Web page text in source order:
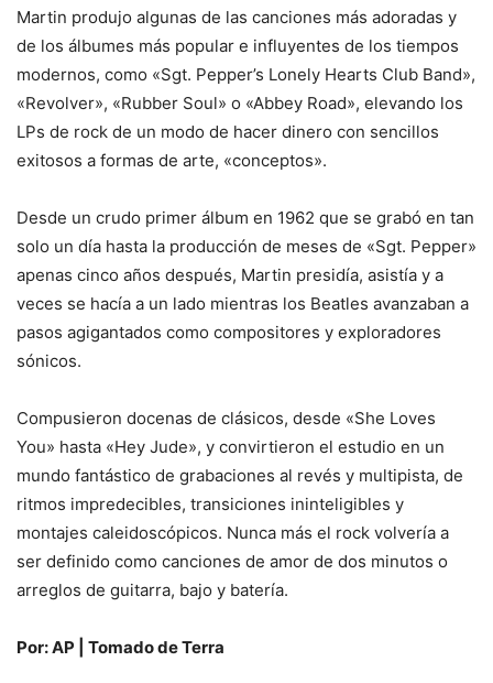
Martin produjo algunas de las canciones más adoradas y
de los álbumes más popular e influyentes de los tiempos
modernos, como «Sgt. Pepper’s Lonely Hearts Club Band»,
«Revolver», «Rubber Soul» o «Abbey Road», elevando los
LPs de rock de un modo de hacer dinero con sencillos
exitosos a formas de arte, «conceptos».
Desde un crudo primer álbum en 1962 que se grabó en tan
solo un día hasta la producción de meses de «Sgt. Pepper»
apenas cinco años después, Martin presidía, asistía y a
veces se hacía a un lado mientras los Beatles avanzaban a
pasos agigantados como compositores y exploradores
sónicos.
Compusieron docenas de clásicos, desde «She Loves
You» hasta «Hey Jude», y convirtieron el estudio en un
mundo fantástico de grabaciones al revés y multipista, de
ritmos impredecibles, transiciones ininteligibles y
montajes caleidoscópicos. Nunca más el rock volvería a
ser definido como canciones de amor de dos minutos o
arreglos de guitarra, bajo y batería.
Por: AP | Tomado de Terra